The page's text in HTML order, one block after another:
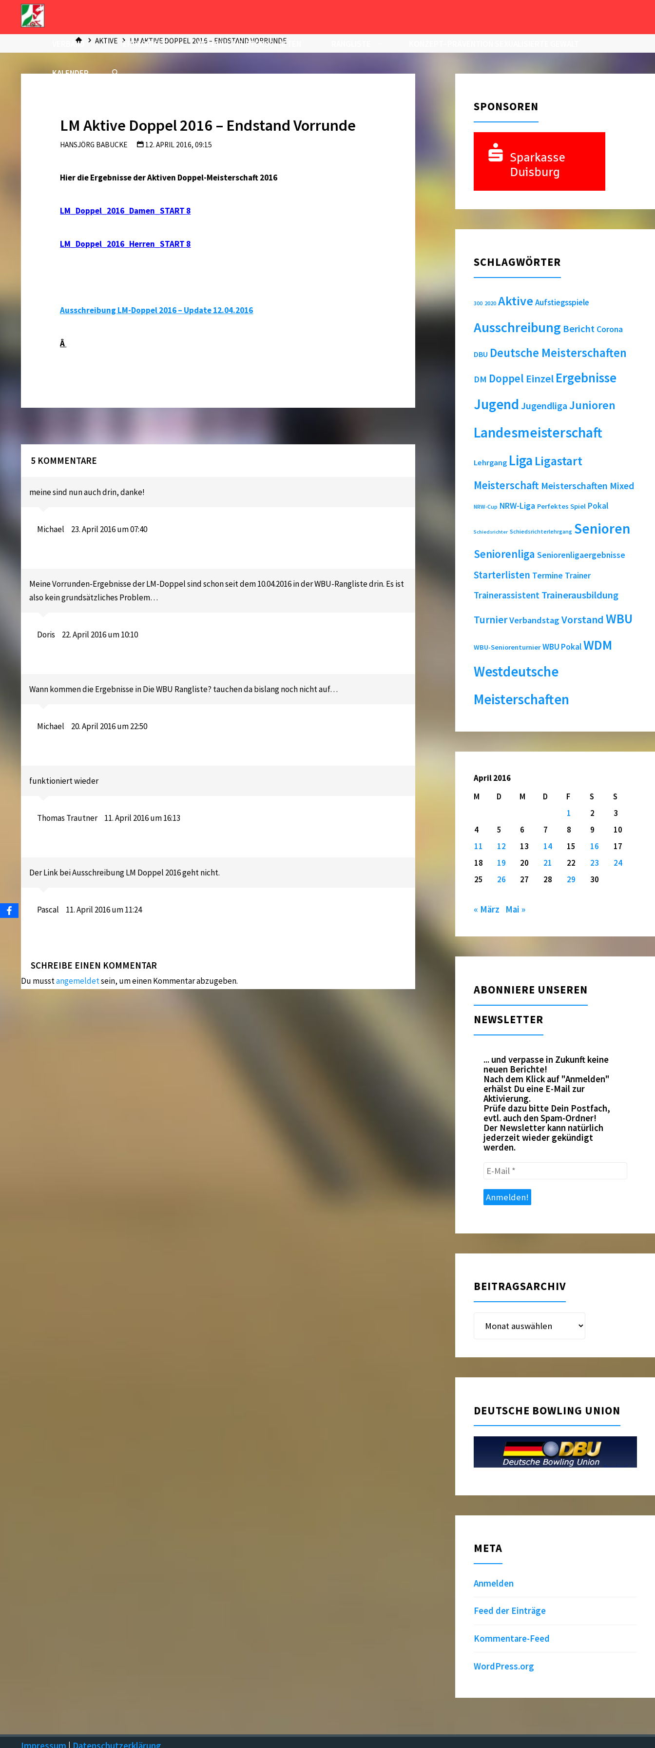
VERBAND ERGEBNISSE MELDUNG MEISTERSCHAFTEN
KALENDER
START
AKTIVE LM AKTIVE DOPPEL 2016 – ENDSTAND VORRUNDE
LM Aktive Doppel 2016 – Endstand Vorrunde
HANSJÖRG BABUCKE 12. APRIL 2016, 09:15
Hier die Ergebnisse der Aktiven Doppel-Meisterschaft 2016
LM_Doppel_2016_Damen_START 8
LM_Doppel_2016_Herren_START 8
Ausschreibung LM-Doppel 2016 – Update 12.04.2016
Â
5 KOMMENTARE
meine sind nun auch drin, danke!
Michael 23. April 2016 um 07:40
Meine Vorrunden-Ergebnisse der LM-Doppel sind schon seit dem 10.04.2016 in der WBU-Rangliste drin. Es ist
also kein grundsätzliches Problem…
Doris 22. April 2016 um 10:10
Wann kommen die Ergebnisse in Die WBU Rangliste? tauchen da bislang noch nicht auf…
Michael 20. April 2016 um 22:50
funktioniert wieder
Thomas Trautner 11. April 2016 um 16:13
Der Link bei Ausschreibung LM Doppel 2016 geht nicht.
Pascal 11. April 2016 um 11:24
SCHREIBE EINEN KOMMENTAR
Du musstangemeldetsein, um einen Kommentar abzugeben.
SPONSOREN
SCHLAGWÖRTER
300 2020 Aktive Aufstiegsspiele
Ausschreibung Bericht Corona
DBU Deutsche Meisterschaften
DM Doppel Einzel Ergebnisse
Jugend Jugendliga Junioren
Landesmeisterschaft
Lehrgang Liga Ligastart
Meisterschaft Meisterschaften Mixed
NRW-Cup NRW-Liga Perfektes Spiel Pokal
Schiedsrichter Schiedsrichterlehrgang Senioren
Seniorenliga Seniorenligaergebnisse
Starterlisten Termine Trainer
Trainerassistent Trainerausbildung
TurnierVerbandstag Vorstand WBU
WBU-Seniorenturnier WBU PokalWDM
Westdeutsche
Meisterschaften
April 2016
M
D M D F S
S
1
2
3
4
5 6 7 8 9
10
11
12 13 14 15 16
17
18
19 20 21 22 23
24
25
26 27 28 29 30
« März Mai »
ABONNIERE UNSEREN
NEWSLETTER
... und verpasse in Zukunft keine
neuen Berichte!
Nach dem Klick auf "Anmelden"
erhälst Du eine E-Mail zur
Aktivierung.
Prüfe dazu bitte Dein Postfach,
evtl. auch den Spam-Ordner!
Der Newsletter kann natürlich
jederzeit wieder gekündigt
werden.
E-
Mail
BEITRAGSARCHIV
Beitragsarchiv
DEUTSCHE BOWLING UNION
META
Anmelden
Feed der Einträge
Kommentare-Feed
WordPress.org